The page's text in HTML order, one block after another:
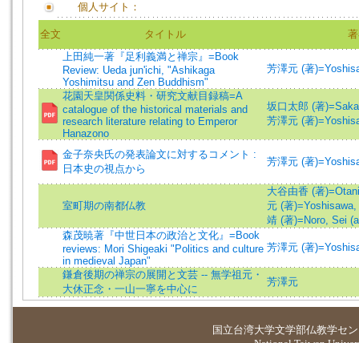
個人サイト：
全文 タイトル
上田純一著『足利義満と禅宗』=Book
Review: Ueda jun'ichi, "Ashikaga
Yoshimitsu and Zen Buddhism"
芳澤元 (著
花園天皇関係史料・研究文献目録稿=A
catalogue of the historical materials and
research literature relating to Emperor
Hanazono
坂口太郎 (著
芳澤元 (著
金子奈央氏の発表論文に対するコメント :
日本史の視点から
芳澤元 (著
室町期の南都仏教
大谷由香 (著
元 (著
靖 (著)=Noro, Sei
森茂暁著『中世日本の政治と文化』=Book
reviews: Mori Shigeaki "Politics and culture
in medieval Japan"
芳澤元 (著
鎌倉後期の禅宗の展開と文芸 -- 無学祖元・
大休正念・一山一寧を中心に
芳澤元
国立台湾大学文学部仏教学セ